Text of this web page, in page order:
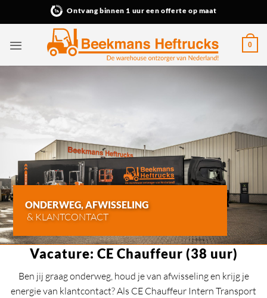
Ontvang binnen 1 uur een offerte op maat
0
ONDERWEG, AFWISSELING
& KLANTCONTACT
Vacature: CE Chauffeur (38 uur)
Ben jij graag onderweg, houd je van afwisseling en krijg je
energie van klantcontact? Als CE Chauffeur Intern Transport